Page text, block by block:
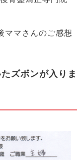
ママさんのご感想
ズボンが入りま